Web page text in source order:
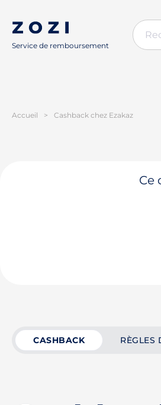
Service de remboursement
Accueil > Cashback chez Ezakaz
Ce
CASHBACK RÈGLES